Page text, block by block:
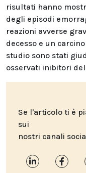
risultati hanno
degli episodi
reazioni avverse
decesso e un
studio sono stati
osservati inibitori
Se l'articolo ti è
sui
nostri canali